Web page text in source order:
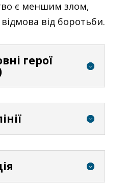
є меншим злом,
від боротьби.
герої